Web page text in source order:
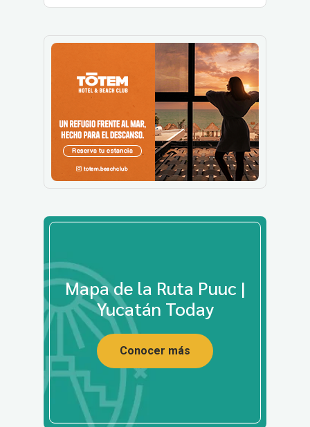
Mapa de la Ruta Puuc |
Yucatán Today
Conocer más